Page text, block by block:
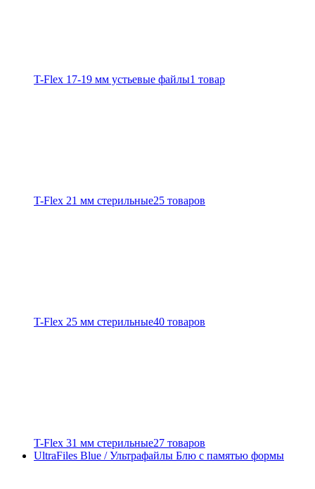
T-Flex 17-19 мм устьевые файлы1 товар
T-Flex 21 мм стерильные25 товаров
T-Flex 25 мм стерильные40 товаров
T-Flex 31 мм стерильные27 товаров
UltraFiles Blue / Ультрафайлы Блю с памятью формы